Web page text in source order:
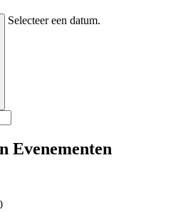
Selecteer een datum.
Evenementen